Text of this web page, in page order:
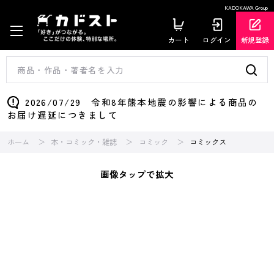
KADOKAWA Group
カート ログイン 新規登録
2026/07/29 令和8年熊本地震の影響による商品の
お届け遅延につきまして
ホーム 本・コミック・雑誌 コミック コミックス
画像タップで拡大